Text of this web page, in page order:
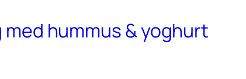
hummus & yoghurt